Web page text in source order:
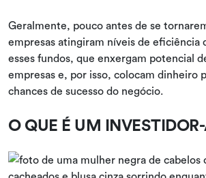
Geralmente, pouco antes de se
empresas atingiram níveis de eficiência
esses fundos, que enxergam potencial
empresas e, por isso, colocam dinheiro
chances de sucesso do negócio.
O QUE É UM